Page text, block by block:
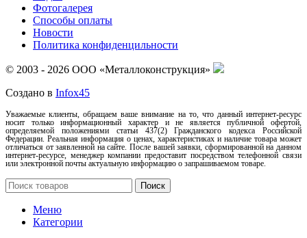
Фотогалерея
Способы оплаты
Новости
Политика конфиденцильности
© 2003 - 2026 ООО «Металлоконструкция»
Создано в Infox45
Уважаемые клиенты, обращаем ваше внимание на то, что данный интернет-ресурс
носит только информационный характер и не является публичной офертой,
определяемой положениями статьи 437(2) Гражданского кодекса Российской
Федерации. Реальная информация о ценах, характеристиках и наличие товара может
отличаться от заявленной на сайте. После вашей заявки, сформированной на данном
интернет-ресурсе, менеджер компании предоставит посредством телефонной связи
или электронной почты актуальную информацию о запрашиваемом товаре.
Поиск
Меню
Категории